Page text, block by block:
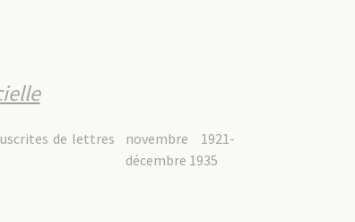
novembre 1921-
décembre 1935
de lettres